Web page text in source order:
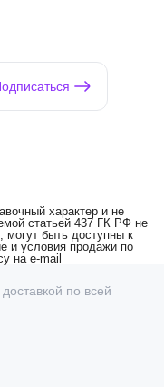
характер и не
статьей 437 ГК РФ не
могут быть доступны к
и условия продажи по
на e-mail
доставкой по всей